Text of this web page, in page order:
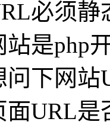
必须静
站是php
问下网站
面URL